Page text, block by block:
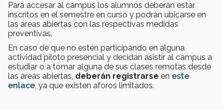
Para accesar al campus los alumnos deberán estar
inscritos en el semestre en curso y podrán ubicarse en
las áreas abiertas con las respectivas medidas
preventivas.
En caso de que no estén participando en alguna
actividad piloto presencial y decidan asistir al campus a
estudiar o a tomar alguna de sus clases remotas desde
las áreas abiertas, deberán registrarse en este
enlace, ya que existen aforos limitados.